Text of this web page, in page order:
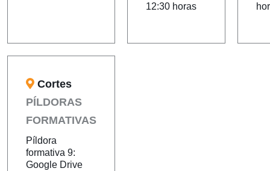
12:30 horas
Cortes
PÍLDORAS
FORMATIVAS
Píldora
formativa 9:
Google Drive